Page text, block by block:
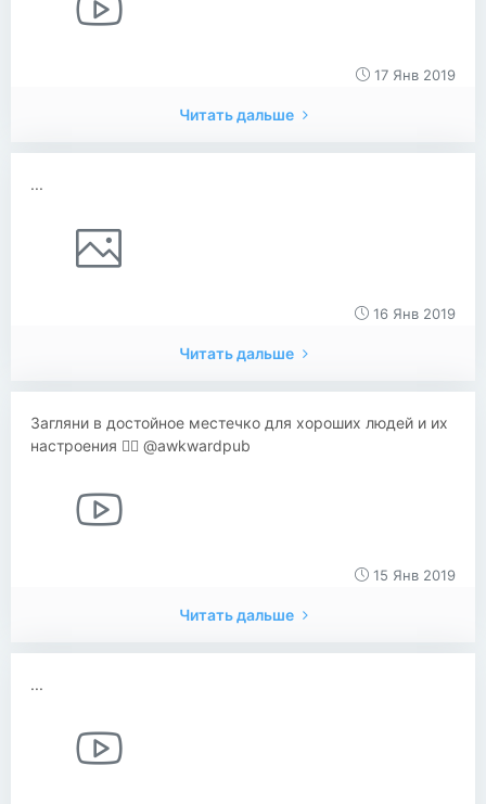
17 Янв 2019
Читать дальше
...
16 Янв 2019
Читать дальше
Загляни в достойное местечко для хороших людей и их
настроения 💁‍♂️ @awkwardpub
15 Янв 2019
Читать дальше
...